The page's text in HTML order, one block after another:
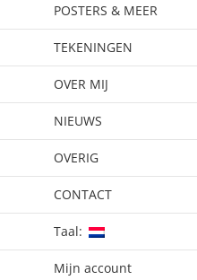
POSTERS & MEER
TEKENINGEN
OVER MIJ
NIEUWS
OVERIG
CONTACT
Taal:
Mijn account